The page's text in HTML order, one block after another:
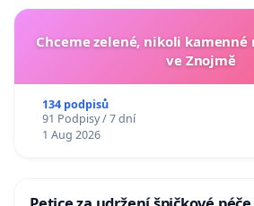
Chceme zelené, nikoli kamenné
ve Znojmě
134 podpisů
91 Podpisy / 7 dní
1 Aug 2026